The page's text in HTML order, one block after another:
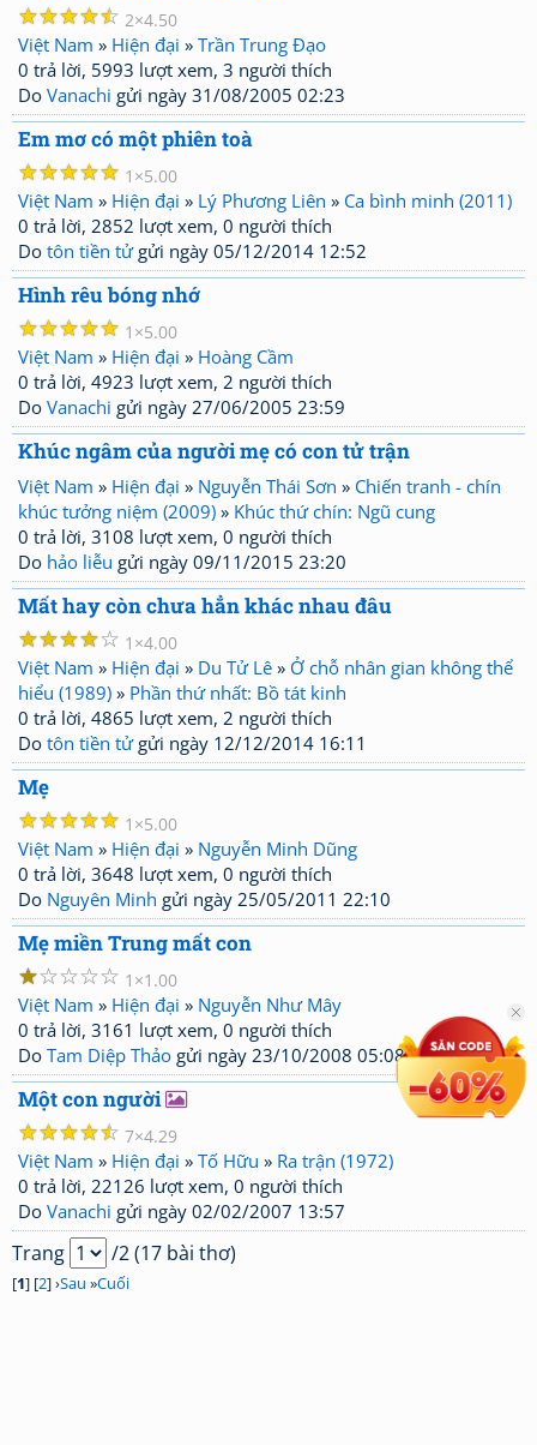
☆
☆
☆
☆
☆ 2 4.50
Việt Nam » Hiện đại » Trần Trung Đạo
0 trả lời, 5993 lượt xem, 3 người thích
Do Vanachi gửi ngày 31/08/2005 02:23
Em mơ có một phiên toà
☆
☆
☆
☆
☆ 1 5.00
Việt Nam » Hiện đại » Lý Phương Liên » Ca bình minh (2011)
0 trả lời, 2852 lượt xem, 0 người thích
Do tôn tiền tửgửi ngày 05/12/2014 12:52
Hình rêu bóng nhớ
☆
☆
☆
☆
☆ 1 5.00
Việt Nam » Hiện đại » Hoàng Cầm
0 trả lời, 4923 lượt xem, 2 người thích
Do Vanachi gửi ngày 27/06/2005 23:59
Khúc ngâm của người mẹ có con tử trận
Việt Nam » Hiện đại » Nguyễn Thái Sơn » Chiến tranh - chín
khúc tưởng niệm (2009) » Khúc thứ chín: Ngũ cung
0 trả lời, 3108 lượt xem, 0 người thích
Do hảo liễu gửi ngày 09/11/2015 23:20
Mất hay còn chưa hẳn khác nhau đâu
☆
☆
☆
☆
☆ 1 4.00
Việt Nam » Hiện đại » Du Tử Lê » Ở chỗ nhân gian không thể
hiểu (1989) » Phần thứ nhất: Bồ tát kinh
0 trả lời, 4865 lượt xem, 2 người thích
Do tôn tiền tửgửi ngày 12/12/2014 16:11
Mẹ
☆
☆
☆
☆
☆ 1 5.00
Việt Nam » Hiện đại » Nguyễn Minh Dũng
0 trả lời, 3648 lượt xem, 0 người thích
Do Nguyên Minh gửi ngày 25/05/2011 22:10
Mẹ miền Trung mất con
☆
☆
☆
☆
☆ 1 1.00
Việt Nam » Hiện đại » Nguyễn Như Mây
0 trả lời, 3161 lượt xem, 0 người thích
Do Tam Diệp Thảo gửi ngày 23/10/2008 05:08
Một con người
☆
☆
☆
☆
☆ 7 4.29
Việt Nam » Hiện đại » Tố Hữu » Ra trận (1972)
0 trả lời, 22126 lượt xem, 0 người thích
Do Vanachi gửi ngày 02/02/2007 13:57
Trang /2 (17 bài thơ)
[1] [2] ›Sau »Cuối